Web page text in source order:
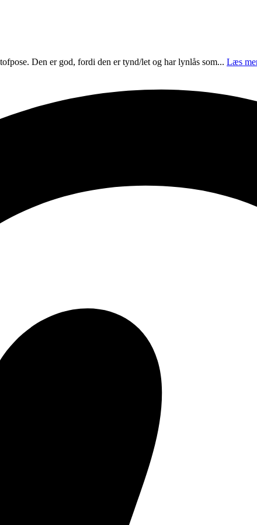
Den er god, fordi den er tynd/let og har lynlås som... Læs